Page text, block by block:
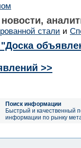
стали и
>>
Поиск информации
Быстрый и качественный
информации по рынку